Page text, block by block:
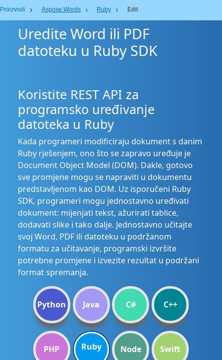
Proizvodi Aspose.Words Ruby Edit
Uredite Word ili PDF
datoteku u Ruby SDK
Koristite REST API za
programsko uređivanje
datoteka u Ruby
Kada programeri modificiraju dokument s danim
Ruby rješenjem, ono što se zapravo uređuje je
Document Object Model (DOM). Dakle, gotovo
sve promjene mogu se napraviti u dokumentu
predstavljenom kao DOM. Uz isporučeni Ruby
SDK, programeri mogu jednostavno uređivati
dokument: mijenjati tekst, ažurirati tablice,
dodavati slike i tako dalje. Jednostavno učitajte
svoj Word, PDF ili datoteku u podržanom
formatu za učitavanje, programski izvršite
potrebne promjene i izvezite rezultat u podržani
format spremanja.
Python Java C# C++
PHP Ruby Node Swift